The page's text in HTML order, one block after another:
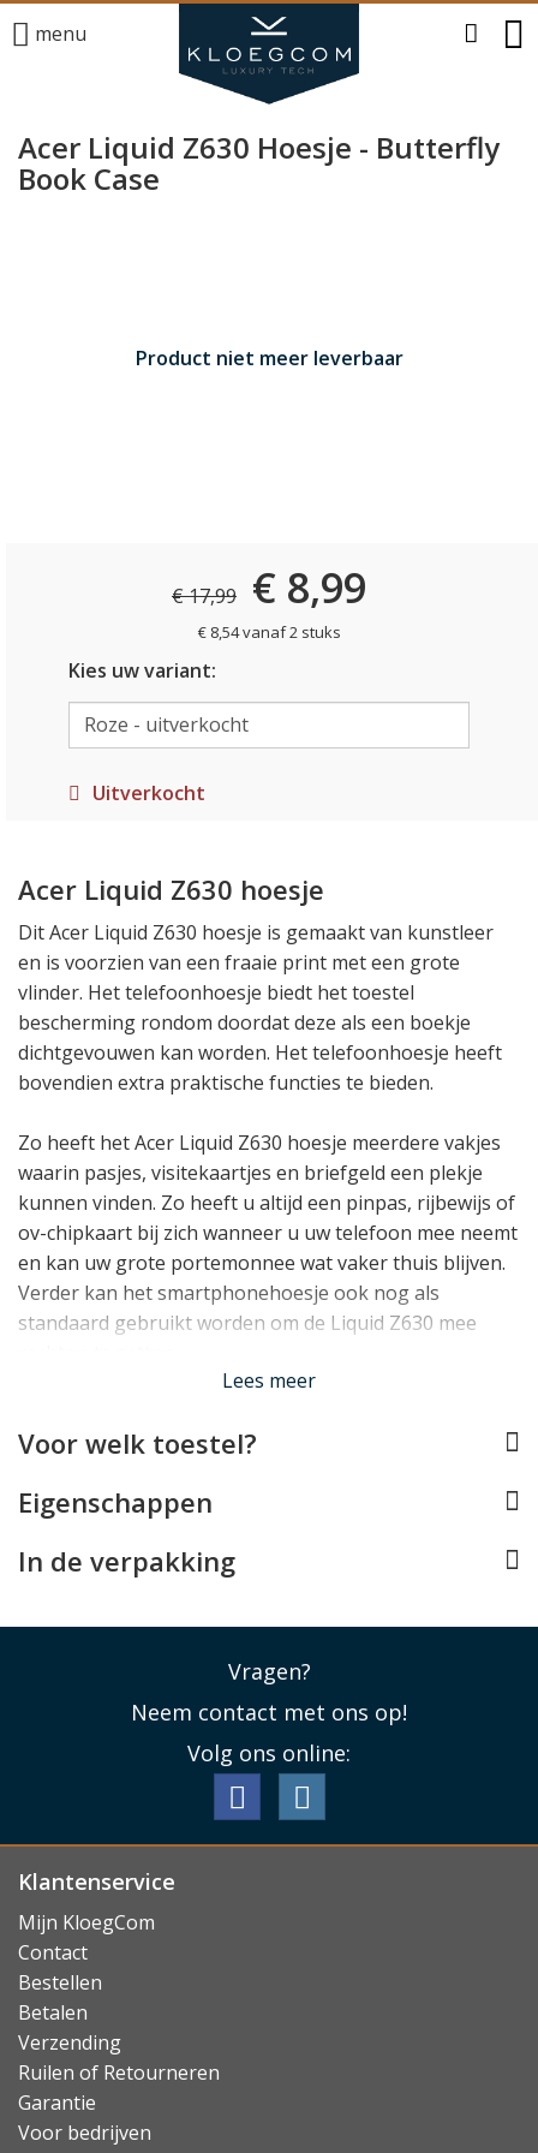
menu
Acer Liquid Z630 Hoesje - Butterfly
Book Case
Product niet meer leverbaar
€ 17,99 € 8,99
€ 8,54 vanaf 2 stuks
Kies uw variant:
Uitverkocht
Acer Liquid Z630 hoesje
Dit Acer Liquid Z630 hoesje is gemaakt van kunstleer
en is voorzien van een fraaie print met een grote
vlinder. Het telefoonhoesje biedt het toestel
bescherming rondom doordat deze als een boekje
dichtgevouwen kan worden. Het telefoonhoesje heeft
bovendien extra praktische functies te bieden.
Zo heeft het Acer Liquid Z630 hoesje meerdere vakjes
waarin pasjes, visitekaartjes en briefgeld een plekje
kunnen vinden. Zo heeft u altijd een pinpas, rijbewijs of
ov-chipkaart bij zich wanneer u uw telefoon mee neemt
en kan uw grote portemonnee wat vaker thuis blijven.
Verder kan het smartphonehoesje ook nog als
standaard gebruikt worden om de Liquid Z630 mee
uitstekend dankzij de onbreekbare,
Deze maakt het hoesje bovendien duurzaam, en
goed zichtbaar in het hoesje. Uiteraard is er in het
met alle toetsen, aansluitingen en de camera van de
Lees minder
Lees meer
Voor welk toestel?
Eigenschappen
In de verpakking
Vragen?
Neem contact met ons op!
Volg ons online:
Klantenservice
Mijn KloegCom
Contact
Bestellen
Betalen
Verzending
Ruilen of Retourneren
Garantie
Voor bedrijven